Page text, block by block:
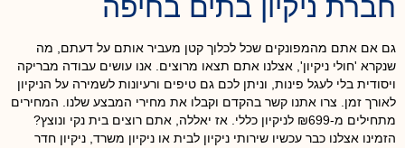
חברת ניקיון בתים בחיפה
גם אם אתם מהמפונקים שכל לכלוך קטן מעביר אותם על דעתם, מה
שנקרא 'חולי ניקיון', אצלנו אתם תצאו מרוצים. אנו עושים עבודה מבריקה
ויסודית בלי לעגל פינות, וניתן לכם גם טיפים ורעיונות לשמירה על הניקיון
לאורך זמן. צרו אתנו קשר בהקדם וקבלו את מחירי המבצע שלנו. המחירים
מתחילים מ-₪699 לניקיון כללי. אז יאללה, אתם רוצים בית נקי ונוצץ?
הזמינו אצלנו כבר עכשיו שירותי ניקיון לבית או ניקיון משרד, ניקיון חדר